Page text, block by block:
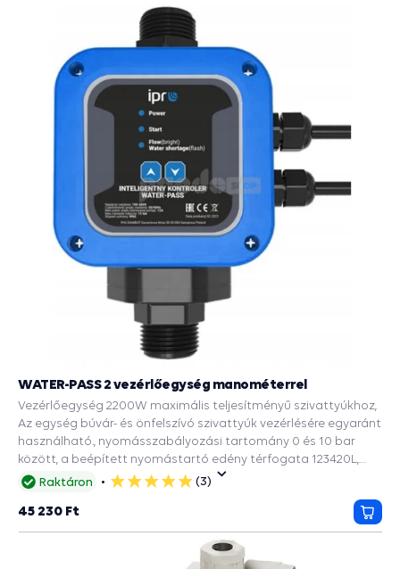
Raktáron
5
(3)
WATER-PASS 2 vezérlőegység manométerrel
Vezérlőegység 2200W maximális teljesítményű szivattyúkhoz,
Az egység búvár- és önfelszívó szivattyúk vezérlésére egyaránt
használható., nyomásszabályozási tartomány 0 és 10 bar
között, a beépített nyomástartó edény térfogata 123420L,
csatlakozási méret 1" x 1", Beépített tartozékok és védelmi
Szárazonfutás elleni védelem.
45 230 Ft